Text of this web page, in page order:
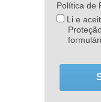
Política de
Li e